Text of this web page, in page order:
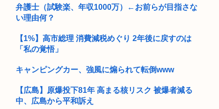
トリコって今思うと惜しい漫画だったよね
最近のワンピース、20年やってた話なんだったの？ってくらい
内容が...
女子高生さん、顔面にクマ撃退スプレーを噴射されて救助要請
だ...
弁護士（試験楽、年収1000万）←お前らが目指さな
い理由何？
【1%】高市総理 消費減税めぐり 2年後に戻すのは
「私の覚悟」
キャンピングカー、強風に煽られて転倒www
【広島】原爆投下81年 高まる核リスク 被爆者減る
中、広島から平和訴え